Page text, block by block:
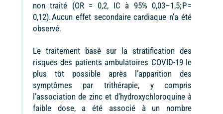
non traité (OR = 0,2, IC à 95% 0,03–1,5; P =
0,12). Aucun effet secondaire cardiaque n’a été
observé.
Le traitement basé sur la stratification des
risques des patients ambulatoires COVID-19 le
plus tôt possible après l’apparition des
symptômes par trithérapie, y compris
l’association de zinc et d’hydroxychloroquine à
faible dose, a été associé à un nombre